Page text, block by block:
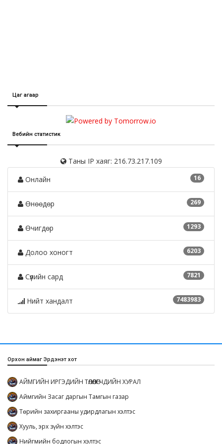
Цаг агаар
Вебийн статистик
Таны IP хаяг: 216.73.217.109
16
Онлайн
269
Өнөөдөр
1293
Өчигдөр
6203
Долоо хоногт
7821
Сүүлийн сард
7483983
Нийт хандалт
Орхон аймаг Эрдэнэт хот
АЙМГИЙН ИРГЭДИЙН ТӨЛӨӨЛӨГЧДИЙН ХУРАЛ
Аймгийн Засаг даргын Тамгын газар
Төрийн захиргааны удирдлагын хэлтэс
Хууль, эрх зүйн хэлтэс
Нийгмийн бодлогын хэлтэс